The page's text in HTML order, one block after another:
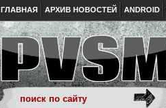
ГЛАВНАЯ АРХИВ НОВОСТЕЙ ANDROID